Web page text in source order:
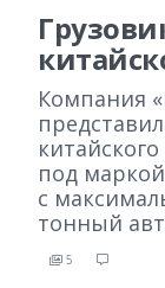
Компания
под
с
тонный
5